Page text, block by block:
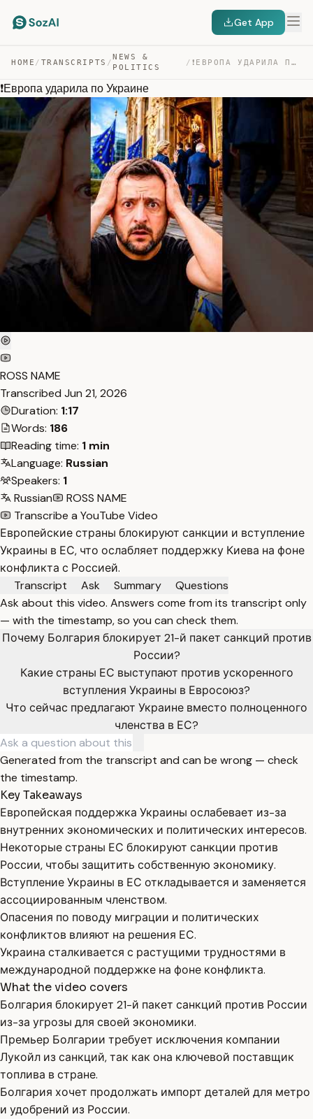
Get App
HOME / TRANSCRIPTS /
NEWS &
POLITICS
/ ❗️ЕВРОПА УДАРИЛА ПО УКРАИНЕ — TRANSCRIPT
❗️Европа ударила по Украине
ROSS NAME
Transcribed Jun 21, 2026
Duration: 1:17
Words: 186
Reading time: 1 min
Language: Russian
Speakers: 1
Russian
ROSS NAME
Transcribe a YouTube Video
Европейские страны блокируют санкции и вступление
Украины в ЕС, что ослабляет поддержку Киева на фоне
конфликта с Россией.
Transcript
Ask Summary
Questions
Ask about this video. Answers come from its transcript only
— with the timestamp, so you can check them.
Почему Болгария блокирует 21-й пакет санкций против
России?
Какие страны ЕС выступают против ускоренного
вступления Украины в Евросоюз?
Что сейчас предлагают Украине вместо полноценного
членства в ЕС?
Generated from the transcript and can be wrong — check
the timestamp.
Key Takeaways
Европейская поддержка Украины ослабевает из-за
внутренних экономических и политических интересов.
Некоторые страны ЕС блокируют санкции против
России, чтобы защитить собственную экономику.
Вступление Украины в ЕС откладывается и заменяется
ассоциированным членством.
Опасения по поводу миграции и политических
конфликтов влияют на решения ЕС.
Украина сталкивается с растущими трудностями в
международной поддержке на фоне конфликта.
What the video covers
Болгария блокирует 21-й пакет санкций против России
из-за угрозы для своей экономики.
Премьер Болгарии требует исключения компании
Лукойл из санкций, так как она ключевой поставщик
топлива в стране.
Болгария хочет продолжать импорт деталей для метро
и удобрений из России.